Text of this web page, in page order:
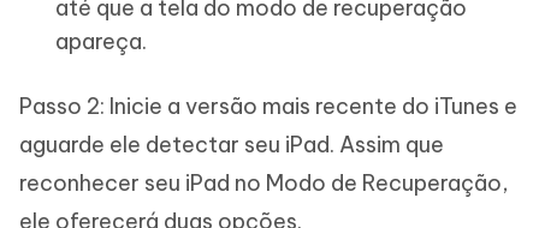
até que a tela do modo de recuperação
apareça.
Passo 2: Inicie a versão mais recente do iTunes e
aguarde ele detectar seu iPad. Assim que
reconhecer seu iPad no Modo de Recuperação,
ele oferecerá duas opções.